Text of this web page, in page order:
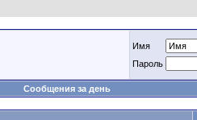
Имя
Пароль
Сообщения за день